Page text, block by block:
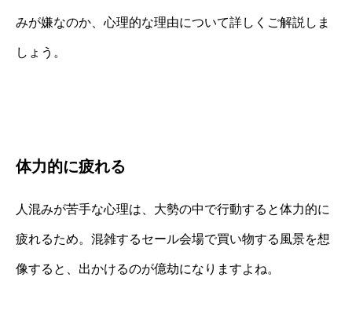
みが嫌なのか、心理的な理由について詳しくご解説しま
しょう。
体力的に疲れる
人混みが苦手な心理は、大勢の中で行動すると体力的に
疲れるため。混雑するセール会場で買い物する風景を想
像すると、出かけるのが億劫になりますよね。